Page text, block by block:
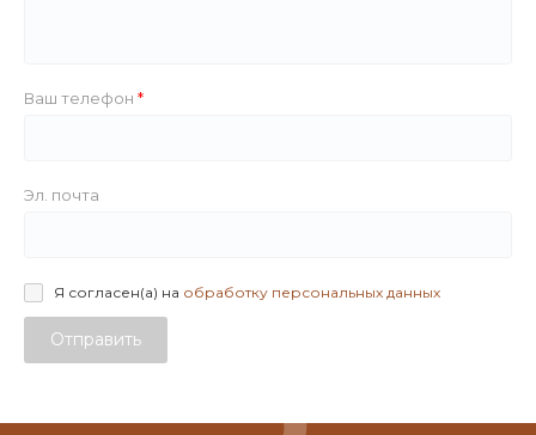
Ваш телефон
Эл. почта
Я согласен(а) на обработку персональных данных
Отправить